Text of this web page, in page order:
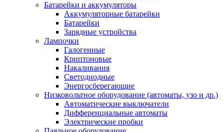
Батарейки и аккумуляторы
Аккумуляторные батарейки
Батарейки
Зарядные устройства
Лампочки
Галогенные
Криптоновые
Накаливания
Светодиодные
Энергосберегающие
Низковольтное оборудование (автоматы, узо и др.)
Автоматические выключатели
Дифференциальные автоматы
Электрические пробки